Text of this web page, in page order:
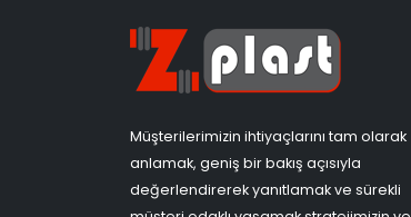
Müşterilerimizin ihtiyaçlarını tam olarak
anlamak, geniş bir bakış açısıyla
değerlendirerek yanıtlamak ve sürekli